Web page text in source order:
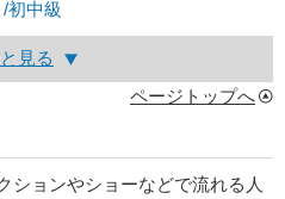
初中級
見る
ページトップへ
ションやショーなどで流れる人